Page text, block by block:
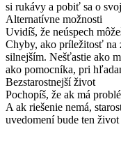
si rukávy a pobiť sa o
Alternatívne možnosti
Uvidíš, že neúspech
Chyby, ako príležitosť na
silnejším. Nešťastie ako
ako pomocníka, pri
Bezstarostnejší život
Pochopíš, že ak má
A ak riešenie nemá,
uvedomení bude ten